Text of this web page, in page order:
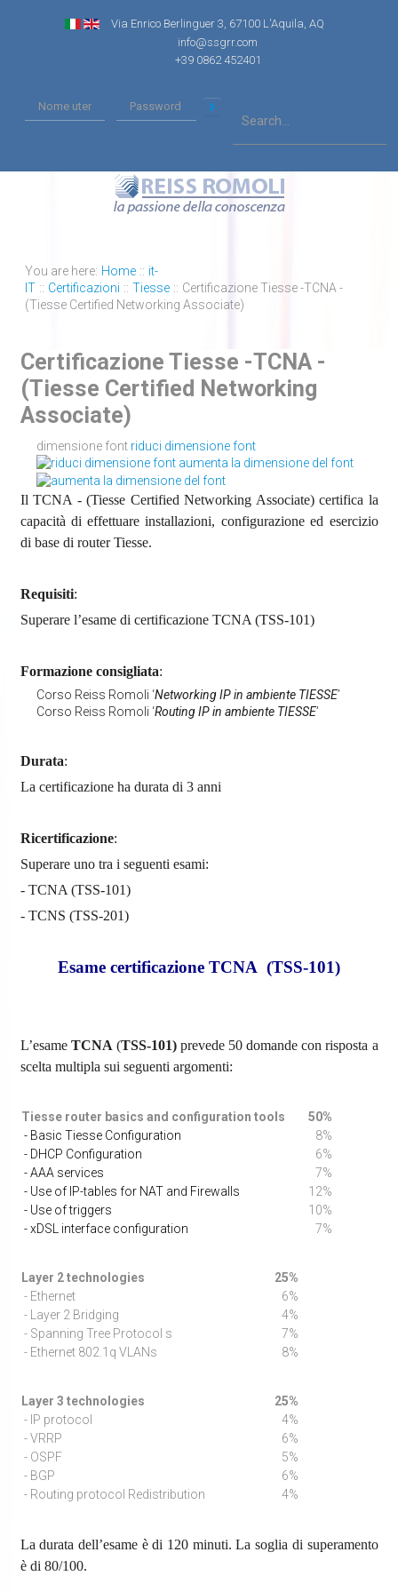
Via Enrico Berlinguer 3, 67100 L'Aquila, AQ
info@ssgrr.com
+39 0862 452401
You are here: Home :: it-
IT :: Certificazioni :: Tiesse :: Certificazione Tiesse -TCNA -
(Tiesse Certified Networking Associate)
Certificazione Tiesse -TCNA -
(Tiesse Certified Networking
Associate)
dimensione font riduci dimensione font
aumenta la dimensione del font
Il TCNA - (Tiesse Certified Networking Associate) certifica la
capacità di effettuare installazioni, configurazione ed esercizio
di base di router Tiesse.
Requisiti:
Superare l’esame di certificazione TCNA (TSS-101)
Formazione consigliata:
Corso Reiss Romoli ‘Networking IP in ambiente TIESSE’
Corso Reiss Romoli ‘Routing IP in ambiente TIESSE’
Durata:
La certificazione ha durata di 3 anni
Ricertificazione:
Superare uno tra i seguenti esami:
- TCNA (TSS-101)
- TCNS (TSS-201)
Esame certificazione TCNA (TSS-101)
L’esame TCNA (TSS-101)prevede 50 domande con risposta a
scelta multipla sui seguenti argomenti:
Tiesse router basics and configuration tools
50%
- Basic Tiesse Configuration
8%
- DHCP Configuration
6%
- AAA services
7%
- Use of IP-tables for NAT and Firewalls
12%
- Use of triggers
10%
- xDSL interface configuration
7%
Layer 2 technologies
25%
- Ethernet
6%
- Layer 2 Bridging
4%
- Spanning Tree Protocol s
7%
- Ethernet 802.1q VLANs
8%
Layer 3 technologies
25%
- IP protocol
4%
- VRRP
6%
- OSPF
5%
- BGP
6%
- Routing protocol Redistribution
4%
La durata dell’esame è di 120 minuti. La soglia di superamento
è di 80/100.